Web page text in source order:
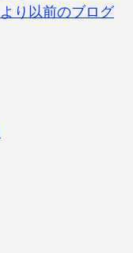
より以前のブログ